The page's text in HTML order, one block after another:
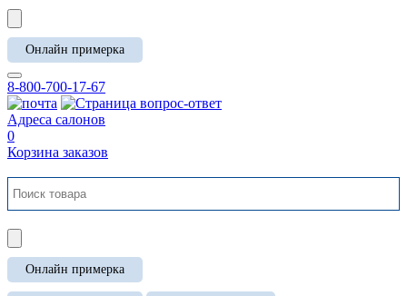
Онлайн примерка
8-800-700-17-67
Адреса салонов
0
Корзина заказов
Онлайн примерка